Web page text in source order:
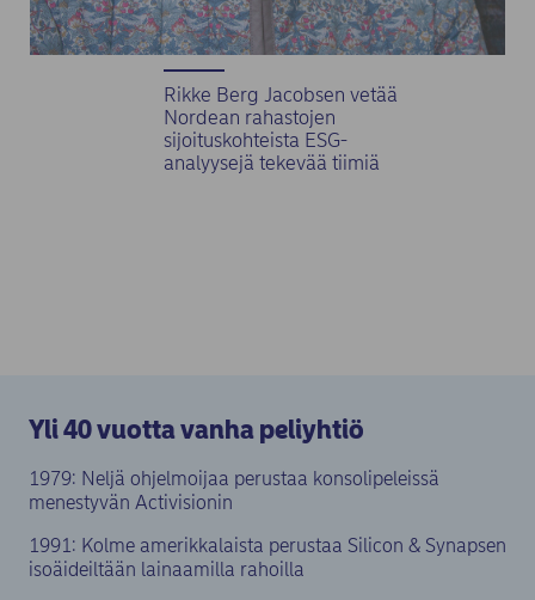
Rikke Berg Jacobsen vetää
Nordean rahastojen
sijoituskohteista ESG-
analyysejä tekevää tiimiä
Yli 40 vuotta vanha peliyhtiö
1979: Neljä ohjelmoijaa perustaa konsolipeleissä
menestyvän Activisionin
1991: Kolme amerikkalaista perustaa Silicon & Synapsen
isoäideiltään lainaamilla rahoilla